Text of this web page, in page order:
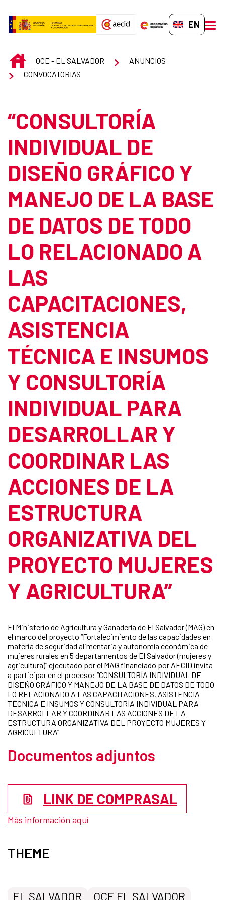
EN-GB
INICIOOCE - EL SALVADOR
ANUNCIOS
CONVOCATORIAS
“CONSULTORÍA
INDIVIDUAL DE
DISEÑO GRÁFICO Y
MANEJO DE LA BASE
DE DATOS DE TODO
LO RELACIONADO A
LAS
CAPACITACIONES,
ASISTENCIA
TÉCNICA E INSUMOS
Y CONSULTORÍA
INDIVIDUAL PARA
DESARROLLAR Y
COORDINAR LAS
ACCIONES DE LA
ESTRUCTURA
ORGANIZATIVA DEL
PROYECTO MUJERES
Y AGRICULTURA”
El Ministerio de Agricultura y Ganadería de El Salvador (MAG) en
el marco del proyecto “Fortalecimiento de las capacidades en
materia de seguridad alimentaria y autonomía económica de
mujeres rurales en 5 departamentos de El Salvador (mujeres y
agricultura)” ejecutado por el MAG financiado por AECID invita
a participar en el proceso: “CONSULTORÍA INDIVIDUAL DE
DISEÑO GRÁFICO Y MANEJO DE LA BASE DE DATOS DE TODO
LO RELACIONADO A LAS CAPACITACIONES, ASISTENCIA
TÉCNICA E INSUMOS Y CONSULTORÍA INDIVIDUAL PARA
DESARROLLAR Y COORDINAR LAS ACCIONES DE LA
ESTRUCTURA ORGANIZATIVA DEL PROYECTO MUJERES Y
AGRICULTURA”
Documentos adjuntos
LINK DE COMPRASAL
Más información aquí
THEME
EL SALVADOR OCE EL SALVADOR